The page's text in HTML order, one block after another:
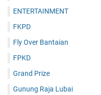
ENTERTAINMENT
FKPD
Fly Over Bantaian
FPKD
Grand Prize
Gunung Raja Lubai